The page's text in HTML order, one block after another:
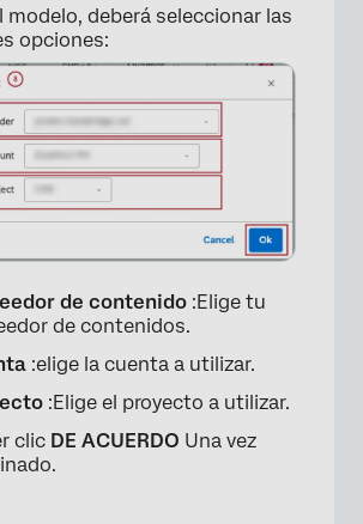
×
modelo, deberá seleccionar las
opciones:
de contenido :Elige tu
de contenidos.
:elige la cuenta a utilizar.
:Elige el proyecto a utilizar.
clic DE ACUERDO Una vez